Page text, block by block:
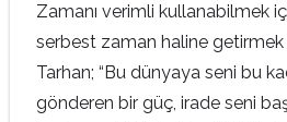
Zamanı verimli kullanabilmek
serbest zaman haline
Tarhan; “Bu dünyaya seni bu
gönderen bir güç, irade seni